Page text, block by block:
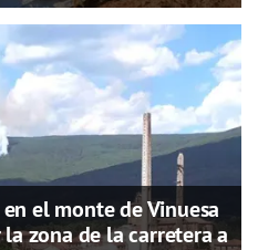
el monte de Vinuesa
zona de la carretera a